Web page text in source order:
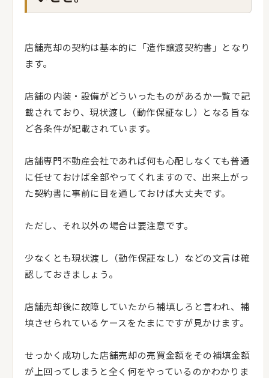
店舗売却の契約は基本的に「造作譲渡契約書」となり
ます。
店舗の内装・設備がどういったものがあるか一覧で記
載されており、現状渡し（動作保証なし）となる旨な
ど各条件が記載されています。
店舗専門不動産会社であれば何も心配しなくても普通
に任せておけば全部やってくれますので、出来上がっ
た契約書に事前に目を通しておけば大丈夫です。
ただし、それ以外の場合は要注意です。
少なくとも現状渡し（動作保証なし）などの文言は確
認しておきましょう。
店舗売却後に故障していたから補填しろと言われ、補
填させられているケースをたまにですが見かけます。
せっかく成功した店舗売却の売買金額をその補填金額
が上回ってしまうと全く何をやっているのかわかりま